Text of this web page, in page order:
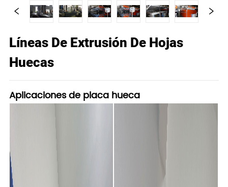
Líneas De Extrusión De Hojas
Huecas
Aplicaciones de placa hueca